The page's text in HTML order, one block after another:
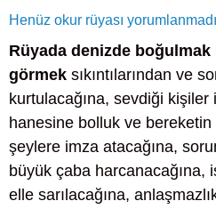
Henüz okur rüyası
Rüyada denizde
görmek sıkıntılarından ve
kurtulacağına, sevdiği kişiler
hanesine bolluk ve bereketin
şeylere imza atacağına,
büyük çaba harcanacağına,
elle sarılacağına,